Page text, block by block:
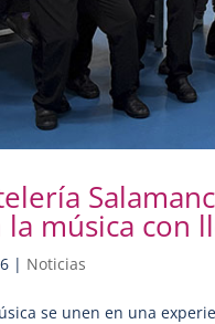
música con
| Noticias
se unen en una